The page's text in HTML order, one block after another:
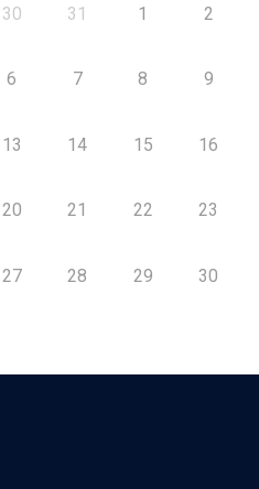
30 31 1 2
6 7 8 9
13 14 15 16
20 21 22 23
27 28 29 30